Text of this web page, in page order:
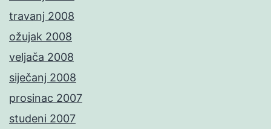
travanj 2008
ožujak 2008
veljača 2008
siječanj 2008
prosinac 2007
studeni 2007